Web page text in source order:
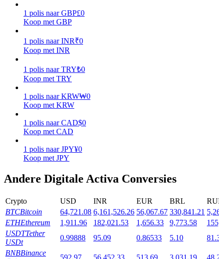
Uitzetten
Hoog rendement en directe toegang
Launchpool
1 polis naar GBP£0
Koop met GBP
1 polis naar INR₹0
Koop met INR
1 polis naar TRY₺0
Koop met TRY
1 polis naar KRW₩0
Koop met KRW
1 polis naar CAD$0
Koop met CAD
1 polis naar JPY¥0
Koop met JPY
Andere Digitale Activa Conversies
Crypto USD INR EUR BRL
BTCBitcoin 64,721.08 6,161,526.26 56,067.67 330,841.21
ETHEthereum 1,911.96 182,021.53 1,656.33 9,773.58
USDTTether
USDt
0.99888 95.09 0.86533 5.10
BNBBinance
592.97 56,452.33 513.69 3,031.19